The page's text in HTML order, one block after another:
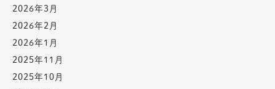
2026年3月
2026年2月
2026年1月
2025年11月
2025年10月